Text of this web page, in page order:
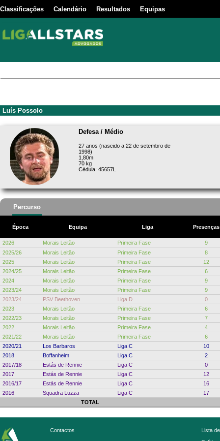
Classificações Calendário Resultados Equipas
Luís Possolo
Defesa / Médio
27 anos (nascido a 22 de setembro de
1998)
1,80m
70 kg
Cédula: 45657L
Percurso
Época Equipa Liga Presenças
2026 Morais Leitão Primeira Fase
9
2025/26
Morais Leitão Primeira Fase
8
2025
Morais Leitão Primeira Fase
12
2024/25
Morais Leitão Primeira Fase
6
2024
Morais Leitão Primeira Fase
9
2023/24
Morais Leitão Primeira Fase
9
2023/24
PSV Beethoven Liga D
0
2023
Morais Leitão Primeira Fase
6
2022/23
Morais Leitão Primeira Fase
7
2022
Morais Leitão Primeira Fase
4
2021/22
Morais Leitão Primeira Fase
6
2020/21
Los Barbaros Liga C
10
2018
Boffanheim Liga C
2
2017/18
Estás de Rennie Liga C
0
2017
Estás de Rennie Liga C
12
2016/17
Estás de Rennie Liga C
16
2016
Squadra Luzza Liga C
17
TOTAL
Contactos
Lista